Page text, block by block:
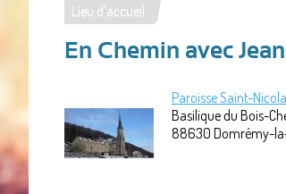
Vous
êtes
Lieu d'accueil
En Chemin avec
Paroisse Saint-
Basilique du Bois-
88630 Domrémy-